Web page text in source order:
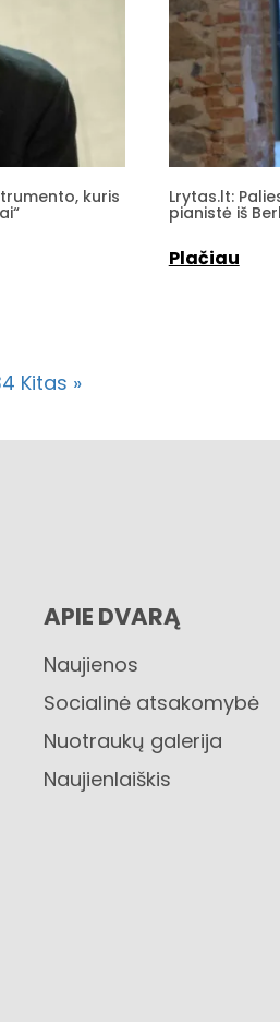
kuris Lrytas.lt:
pianistė iš
Plačiau
Kitas »
APIE DVARĄ
Naujienos
Socialinė atsakomybė
Nuotraukų galerija
Naujienlaiškis